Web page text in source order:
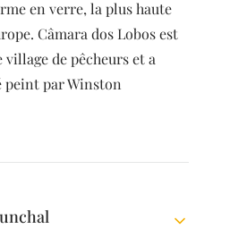
en verre, la plus haute
Câmara dos Lobos est
village de pêcheurs et a
peint par Winston